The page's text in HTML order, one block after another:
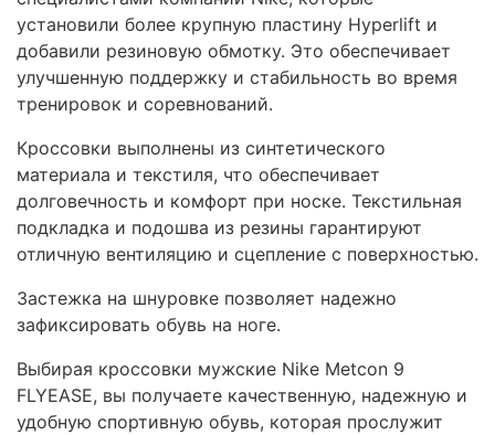
установили более крупную пластину Hyperlift и
добавили резиновую обмотку. Это обеспечивает
улучшенную поддержку и стабильность во время
тренировок и соревнований.
Кроссовки выполнены из синтетического
материала и текстиля, что обеспечивает
долговечность и комфорт при носке. Текстильная
подкладка и подошва из резины гарантируют
отличную вентиляцию и сцепление с поверхностью.
Застежка на шнуровке позволяет надежно
зафиксировать обувь на ноге.
Выбирая кроссовки мужские Nike Metcon 9
FLYEASE, вы получаете качественную, надежную и
удобную спортивную обувь, которая прослужит